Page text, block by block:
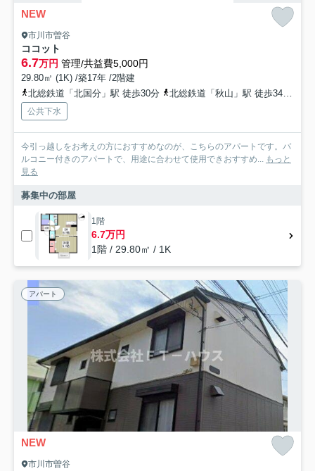
NEW
市川市曽谷
ココット
6.7万円 管理/共益費5,000円
29.80㎡ (1K) /築17年 /2階建
北総鉄道「北国分」駅 徒歩30分
北総鉄道「秋山」駅 徒歩34分
公共下水
今引っ越しをお考えの方におすすめなのが、こちらのアパートです。バ
ルコニー付きのアパートで、用途に合わせて使用できおすすめ... もっと
見る
募集中の部屋
1階
6.7万円
1階 / 29.80㎡ / 1K
アパート
NEW
市川市曽谷